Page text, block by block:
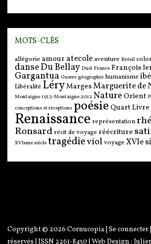
MOTS-CLÉS
allégorie amour atecoleaventure Brésil
danseDu Bellay Duel France François
Gargantua Guerre géographie humanisme
Libéralité LéryMargesMarguerite de
Montaigne 1912-Montaigne 2012 Nature Orient
conceptions et réceptions poésie Quart Livre
Renaissance représentation
Ronsardrécit de voyage réécriture
XVIeme siècle tragédieviol voyage XVIe
Copyright © 2026 Cornucopia Se connecter
réservés | ISSN 2261-8430 | Web Design :